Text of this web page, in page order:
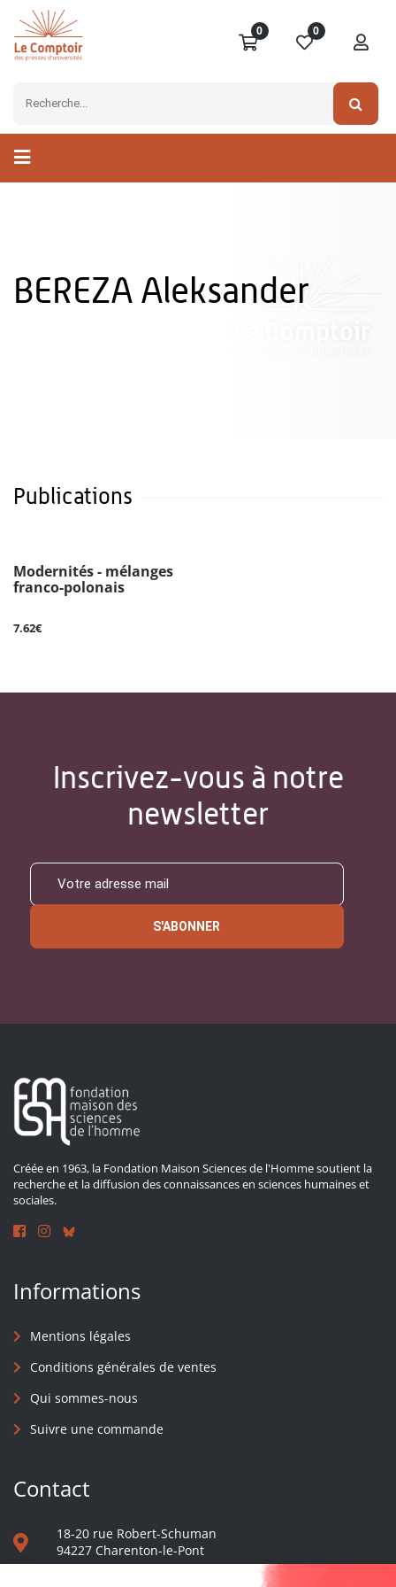
0 0
BEREZA Aleksander
Publications
Modernités - mélanges
franco-polonais
7.62€
Inscrivez-vous à notre
newsletter
S'ABONNER
Créée en 1963, la Fondation Maison Sciences de l'Homme soutient la
recherche et la diffusion des connaissances en sciences humaines et
sociales.
Informations
Mentions légales
Conditions générales de ventes
Qui sommes-nous
Suivre une commande
Contact
18-20 rue Robert-Schuman
94227 Charenton-le-Pont